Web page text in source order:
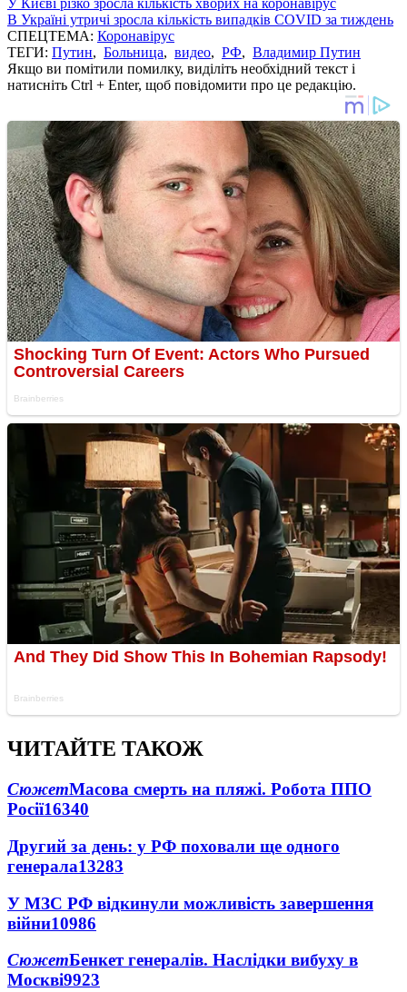
В Україні утричі зросла кількість випадків COVID за тиждень
СПЕЦТЕМА: Коронавірус
ТЕГИ: Путин, Больница, видео, РФ, Владимир Путин
Якщо ви помітили помилку, виділіть необхідний текст і
натисніть Ctrl + Enter, щоб повідомити про це редакцію.
ЧИТАЙТЕ ТАКОЖ
СюжетМасова смерть на пляжі. Робота ППО
Росії16340
Другий за день: у РФ поховали ще одного
генерала13283
У МЗС РФ відкинули можливість завершення
війни10986
СюжетБенкет генералів. Наслідки вибуху в
Москві9923